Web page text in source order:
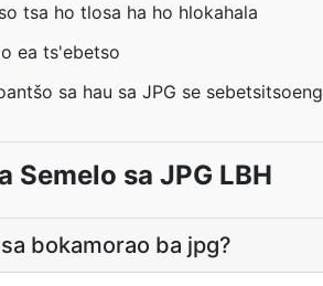
tsa ho tlosa ha ho hlokahala
ea ts'ebetso
sa hau sa JPG se sebetsitsoeng
Semelo sa JPG LBH
bokamorao ba jpg?